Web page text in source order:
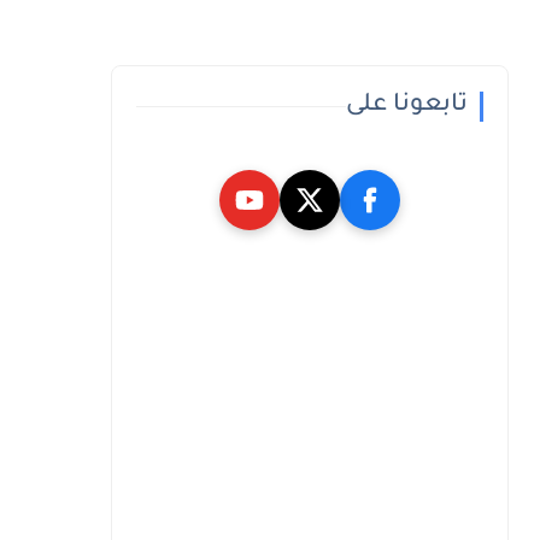
تابعونا على